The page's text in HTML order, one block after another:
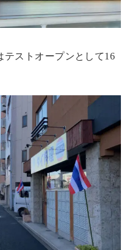
テストオープンとして16